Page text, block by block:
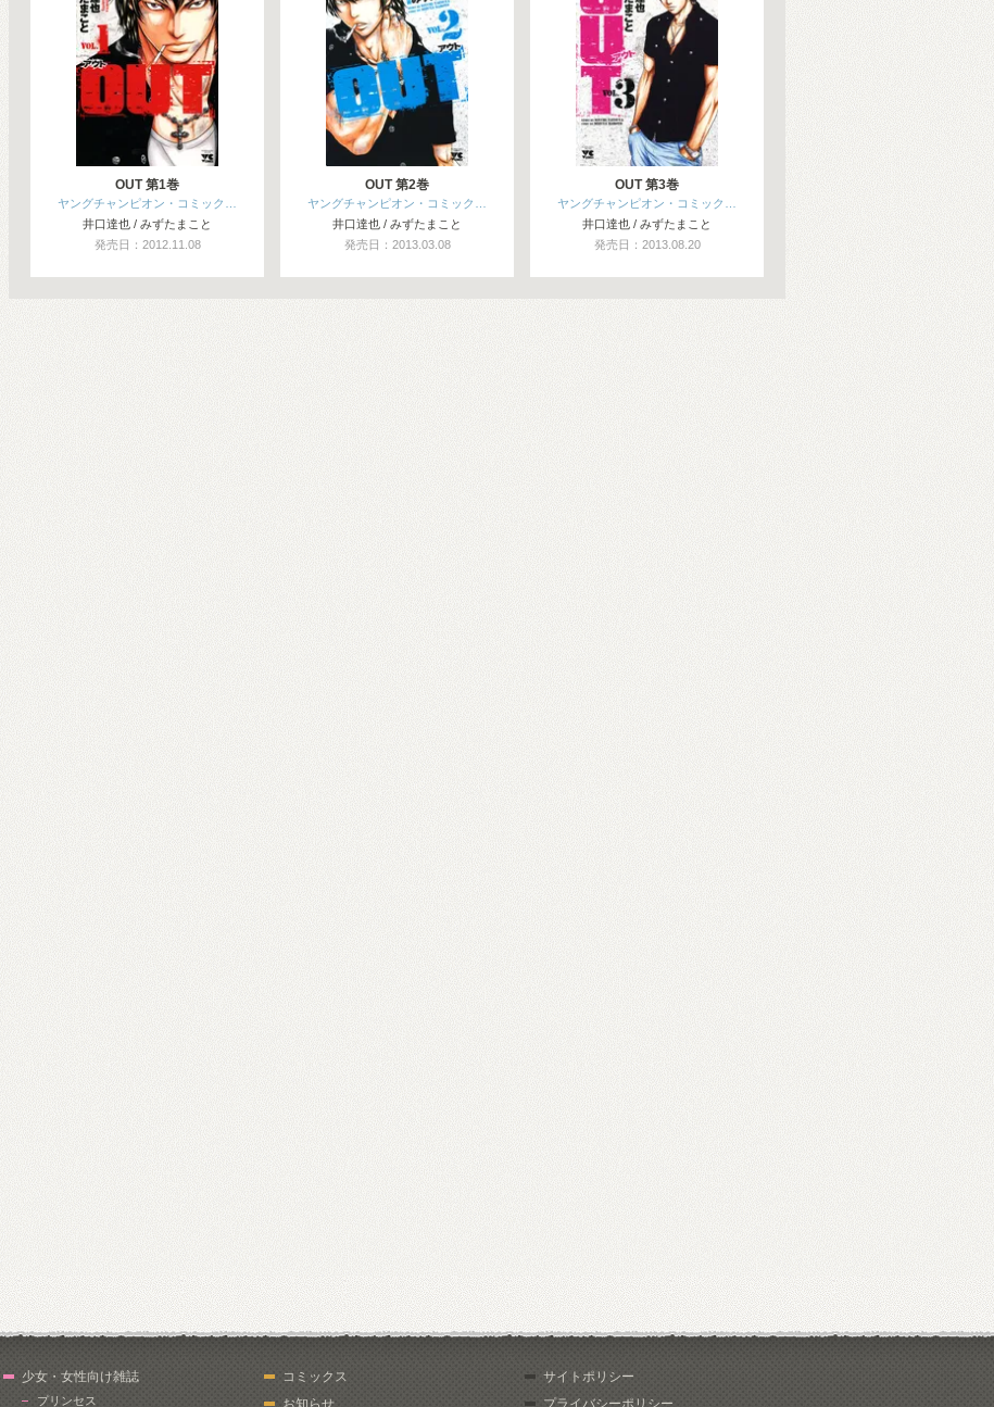
OUT 第1巻
ヤングチャンピオン・コミック…
井口達也 / みずたまこと
発売日：2012.11.08
OUT 第2巻
ヤングチャンピオン・コミック…
井口達也 / みずたまこと
発売日：2013.03.08
OUT 第3巻
ヤングチャンピオン・コミック…
井口達也 / みずたまこと
発売日：2013.08.20
少女・女性向け雑誌
プリンセス
コミックス
お知らせ
サイトポリシー
プライバシーポリシー